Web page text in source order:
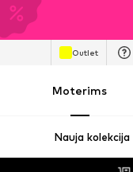
Outlet
Moterims
Nauja kolekcija